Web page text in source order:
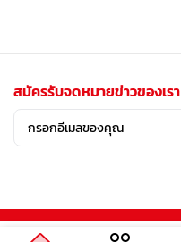
สมัครรับจดหมายข่าวของเรา